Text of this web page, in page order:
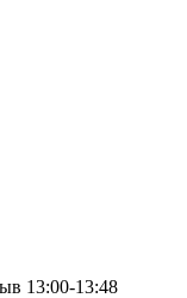
13:00-13:48